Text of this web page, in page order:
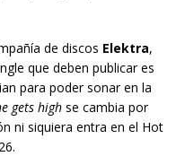
de discos Elektra,
que deben publicar es
para poder sonar en la
gets high se cambia por
ni siquiera entra en el Hot